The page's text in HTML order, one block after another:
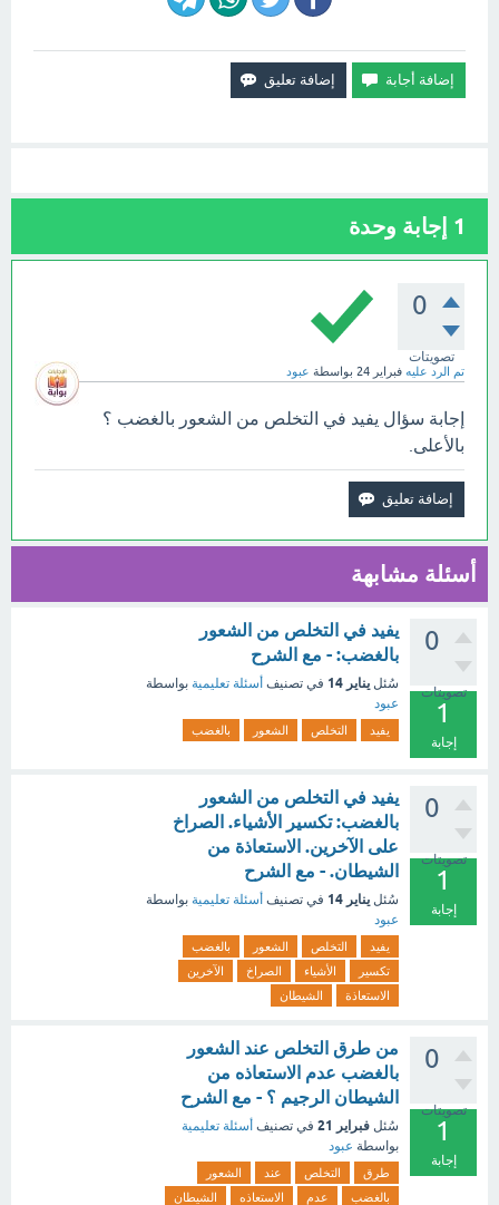
1 إجابة وحدة
0
تصويتات
تم الرد عليه فبراير 24 بواسطة عبود
إجابة سؤال يفيد في التخلص من الشعور بالغضب ؟
بالأعلى.
أسئلة مشابهة
0
تصويتات
1
إجابة
يفيد في التخلص من الشعور
بالغضب: - مع الشرح
سُئل يناير 14 في تصنيف أسئلة تعليمية بواسطة
عبود
يفيد التخلص الشعور بالغضب
0
تصويتات
1
إجابة
يفيد في التخلص من الشعور
بالغضب: تكسير الأشياء. الصراخ
على الآخرين. الاستعاذة من
الشيطان. - مع الشرح
سُئل يناير 14 في تصنيف أسئلة تعليمية بواسطة
عبود
يفيد التخلص الشعور
بالغضب
تكسير
الأشياء الصراخ
الآخرين
الاستعاذة
الشيطان
0
تصويتات
1
إجابة
من طرق التخلص عند الشعور
بالغضب عدم الاستعاذه من
الشيطان الرجيم ؟ - مع الشرح
سُئل فبراير 21 في تصنيف أسئلة تعليمية
بواسطة عبود
طرق التخلص عند
الشعور
بالغضب
عدم الاستعاذه
الشيطان